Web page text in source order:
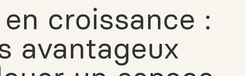
croissance :
avantageux